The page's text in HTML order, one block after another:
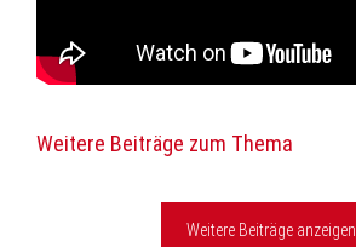
Weitere Beiträge zum Thema
Weitere Beiträge anzeigen